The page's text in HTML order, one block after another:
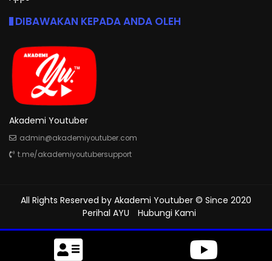
DIBAWAKAN KEPADA ANDA OLEH
Akademi Youtuber
admin@akademiyoutuber.com
t.me/akademiyoutubersupport
All Rights Reserved by Akademi Youtuber © Since 2020
Perihal AYU
Hubungi Kami